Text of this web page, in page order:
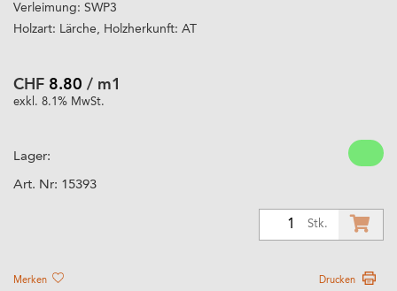
Verleimung: SWP3
Holzart: Lärche, Holzherkunft: AT
CHF 8.80 / m1
exkl. 8.1% MwSt.
Lager:
Art. Nr: 15393
Stk.
Merken Drucken